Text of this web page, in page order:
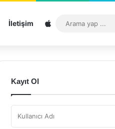
İletişim Sitemap
Kayıt Ol